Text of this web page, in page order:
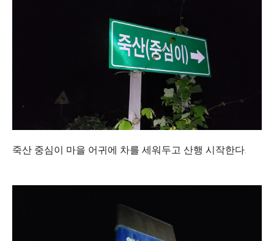
죽산 중심이 마을 어귀에 차를 세워두고 산행 시작한다.